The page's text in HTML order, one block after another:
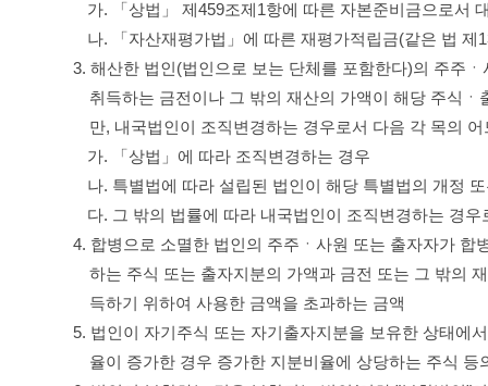
가. 「상법」 제459조제1항에 따른 자본준비금으로서
나. 「자산재평가법」에 따른 재평가적립금(같은 법
3. 해산한 법인(법인으로 보는 단체를 포함한다)의 주주
취득하는 금전이나 그 밖의 재산의 가액이 해당 주식
만, 내국법인이 조직변경하는 경우로서 다음 각 목의
가. 「상법」에 따라 조직변경하는 경우
나. 특별법에 따라 설립된 법인이 해당 특별법의 개정
다. 그 밖의 법률에 따라 내국법인이 조직변경하는 경
4. 합병으로 소멸한 법인의 주주ㆍ사원 또는 출자자가
하는 주식 또는 출자지분의 가액과 금전 또는 그 밖의
득하기 위하여 사용한 금액을 초과하는 금액
5. 법인이 자기주식 또는 자기출자지분을 보유한 상태에
율이 증가한 경우 증가한 지분비율에 상당하는 주식 등